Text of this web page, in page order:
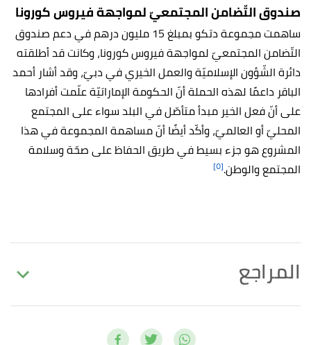
صندوق التّضامن المجتمعيّ لمواجهة فيروس كورونا
ساهمت مجموعة دتكو بمبلغ 15 مليون درهم في دعم صندوق
التّضامن المجتمعيّ لمواجهة فيروس كورونا، وكانت قد أطلقته
دائرة الشّؤون الإسلاميّة والعمل الخيري في دبيّ، وقد أشار أحمد
الباقر داعمًا لهذه الحملة أنّ الحكومة الإماراتيّة علّمت أفرادها
على أنّ فعل الخير مبدأ متأصّل في البلد سواء على المجتمع
المحليّ أو العالميّ، وأكّد أيضًا أنّ مساهمة المجموعة في هذا
المشروع هو جزء بسيط في طريق الحفاظ على صحّة وسلامة
المجتمع والوطن.[٥]
المراجع